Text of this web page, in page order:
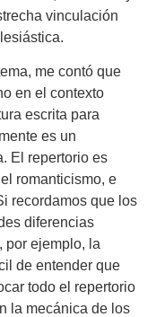
vinculación
me contó que
en el contexto
escrita para
es un
El repertorio es
romanticismo, e
recordamos que los
diferencias
por ejemplo, la
de entender que
todo el repertorio
la mecánica de los